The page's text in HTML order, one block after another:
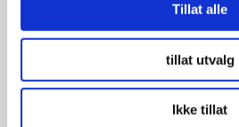
Tillat alle
tillat utvalg
Ikke tillat